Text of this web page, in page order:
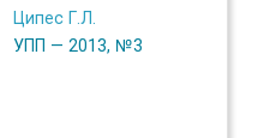
Ципес Г.Л.
УПП — 2013, №3